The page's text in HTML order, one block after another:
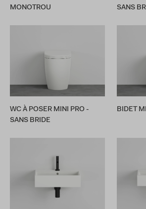
MONOTROU
SANS
WC À POSER MINI PRO -
SANS BRIDE
BIDET